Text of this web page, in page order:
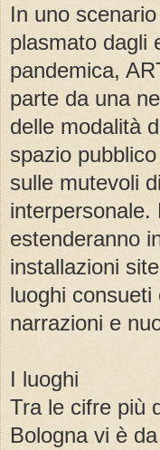
In uno
plasmato dagli
pandemica,
parte da una
delle modalità
spazio
sulle mutevoli
interpersonale.
estenderanno
installazioni
luoghi
narrazioni e
I luoghi
Tra le cifre più
Bologna vi è